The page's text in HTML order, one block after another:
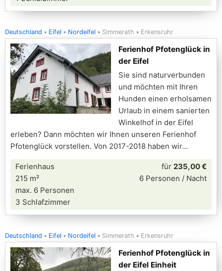
Deutschland Eifel Nordeifel Simmerath Erkensruhr
Ferienhof Pfotenglück in
der Eifel
Sie sind naturverbunden
und möchten mit Ihren
Hunden einen erholsamen
Urlaub in einem sanierten
Winkelhof in der Eifel
erleben? Dann möchten wir Ihnen unseren Ferienhof
Pfotenglück vorstellen. Von 2017-2018 haben wir
Ferienhaus
215 m²
max. 6 Personen
3 Schlafzimmer
für 235,00 €
6 Personen / Nacht
Deutschland Eifel Nordeifel Simmerath Erkensruhr
Ferienhof Pfotenglück in
der Eifel Einheit